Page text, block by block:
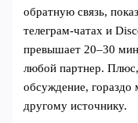
обратную связь,
телеграм‑чатах и
превышает 20–30
любой партнер.
обсуждение, гораздо
другому источнику.